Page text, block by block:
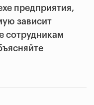
предприятия,
зависит
сотрудникам